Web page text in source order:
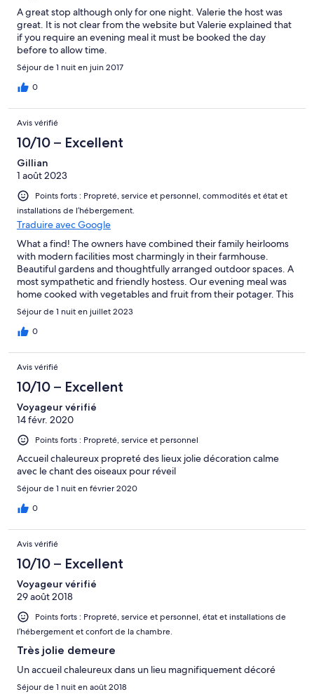
A great stop although only for one night. Valerie the host was
great. It is not clear from the website but Valerie explained that
if you require an evening meal it must be booked the day
before to allow time.
Séjour de 1 nuit en juin 2017
0
Avis vérifié
10/10 – Excellent
Gillian
1 août 2023
Points forts : Propreté, service et personnel, commodités et état et
installations de l’hébergement.
Traduire avec Google
What a find! The owners have combined their family heirlooms
with modern facilities most charmingly in their farmhouse.
Beautiful gardens and thoughtfully arranged outdoor spaces. A
most sympathetic and friendly hostess. Our evening meal was
home cooked with vegetables and fruit from their potager. This
will be our default stopover and we fully intend to stay a few
nights and explore the area by bicycle in the future.
Séjour de 1 nuit en juillet 2023
0
Avis vérifié
10/10 – Excellent
Voyageur vérifié
14 févr. 2020
Points forts : Propreté, service et personnel
Accueil chaleureux propreté des lieux jolie décoration calme
avec le chant des oiseaux pour réveil
Séjour de 1 nuit en février 2020
0
Avis vérifié
10/10 – Excellent
Voyageur vérifié
29 août 2018
Points forts : Propreté, service et personnel, état et installations de
l’hébergement et confort de la chambre.
Très jolie demeure
Un accueil chaleureux dans un lieu magnifiquement décoré
Séjour de 1 nuit en août 2018